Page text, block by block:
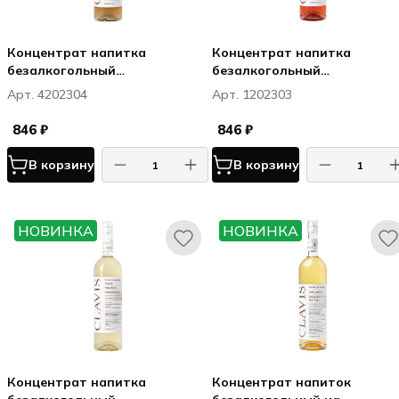
Концентрат напитка
безалкогольный
негазированный Клавис /
Clavis Черная смородина /
Арт. 4202304
846 ₽
В корзину
Концентрат напитка
безалкогольный
негазированный Клавис /
Clavis Шисо / земляника /
лемонграсс 0,75
Арт. 1202303
846 ₽
В корзину
НОВИНКА
Концентрат напитка
НОВИНКА
Концентрат напиток